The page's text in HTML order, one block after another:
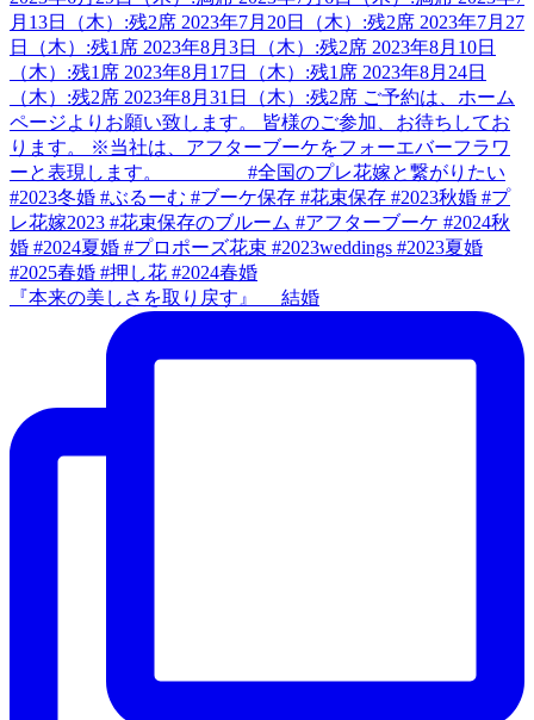
『本来の美しさを取り戻す』 結婚